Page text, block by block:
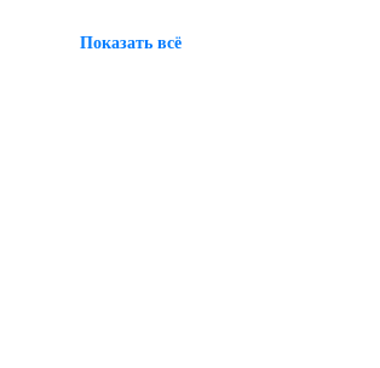
Показать всё